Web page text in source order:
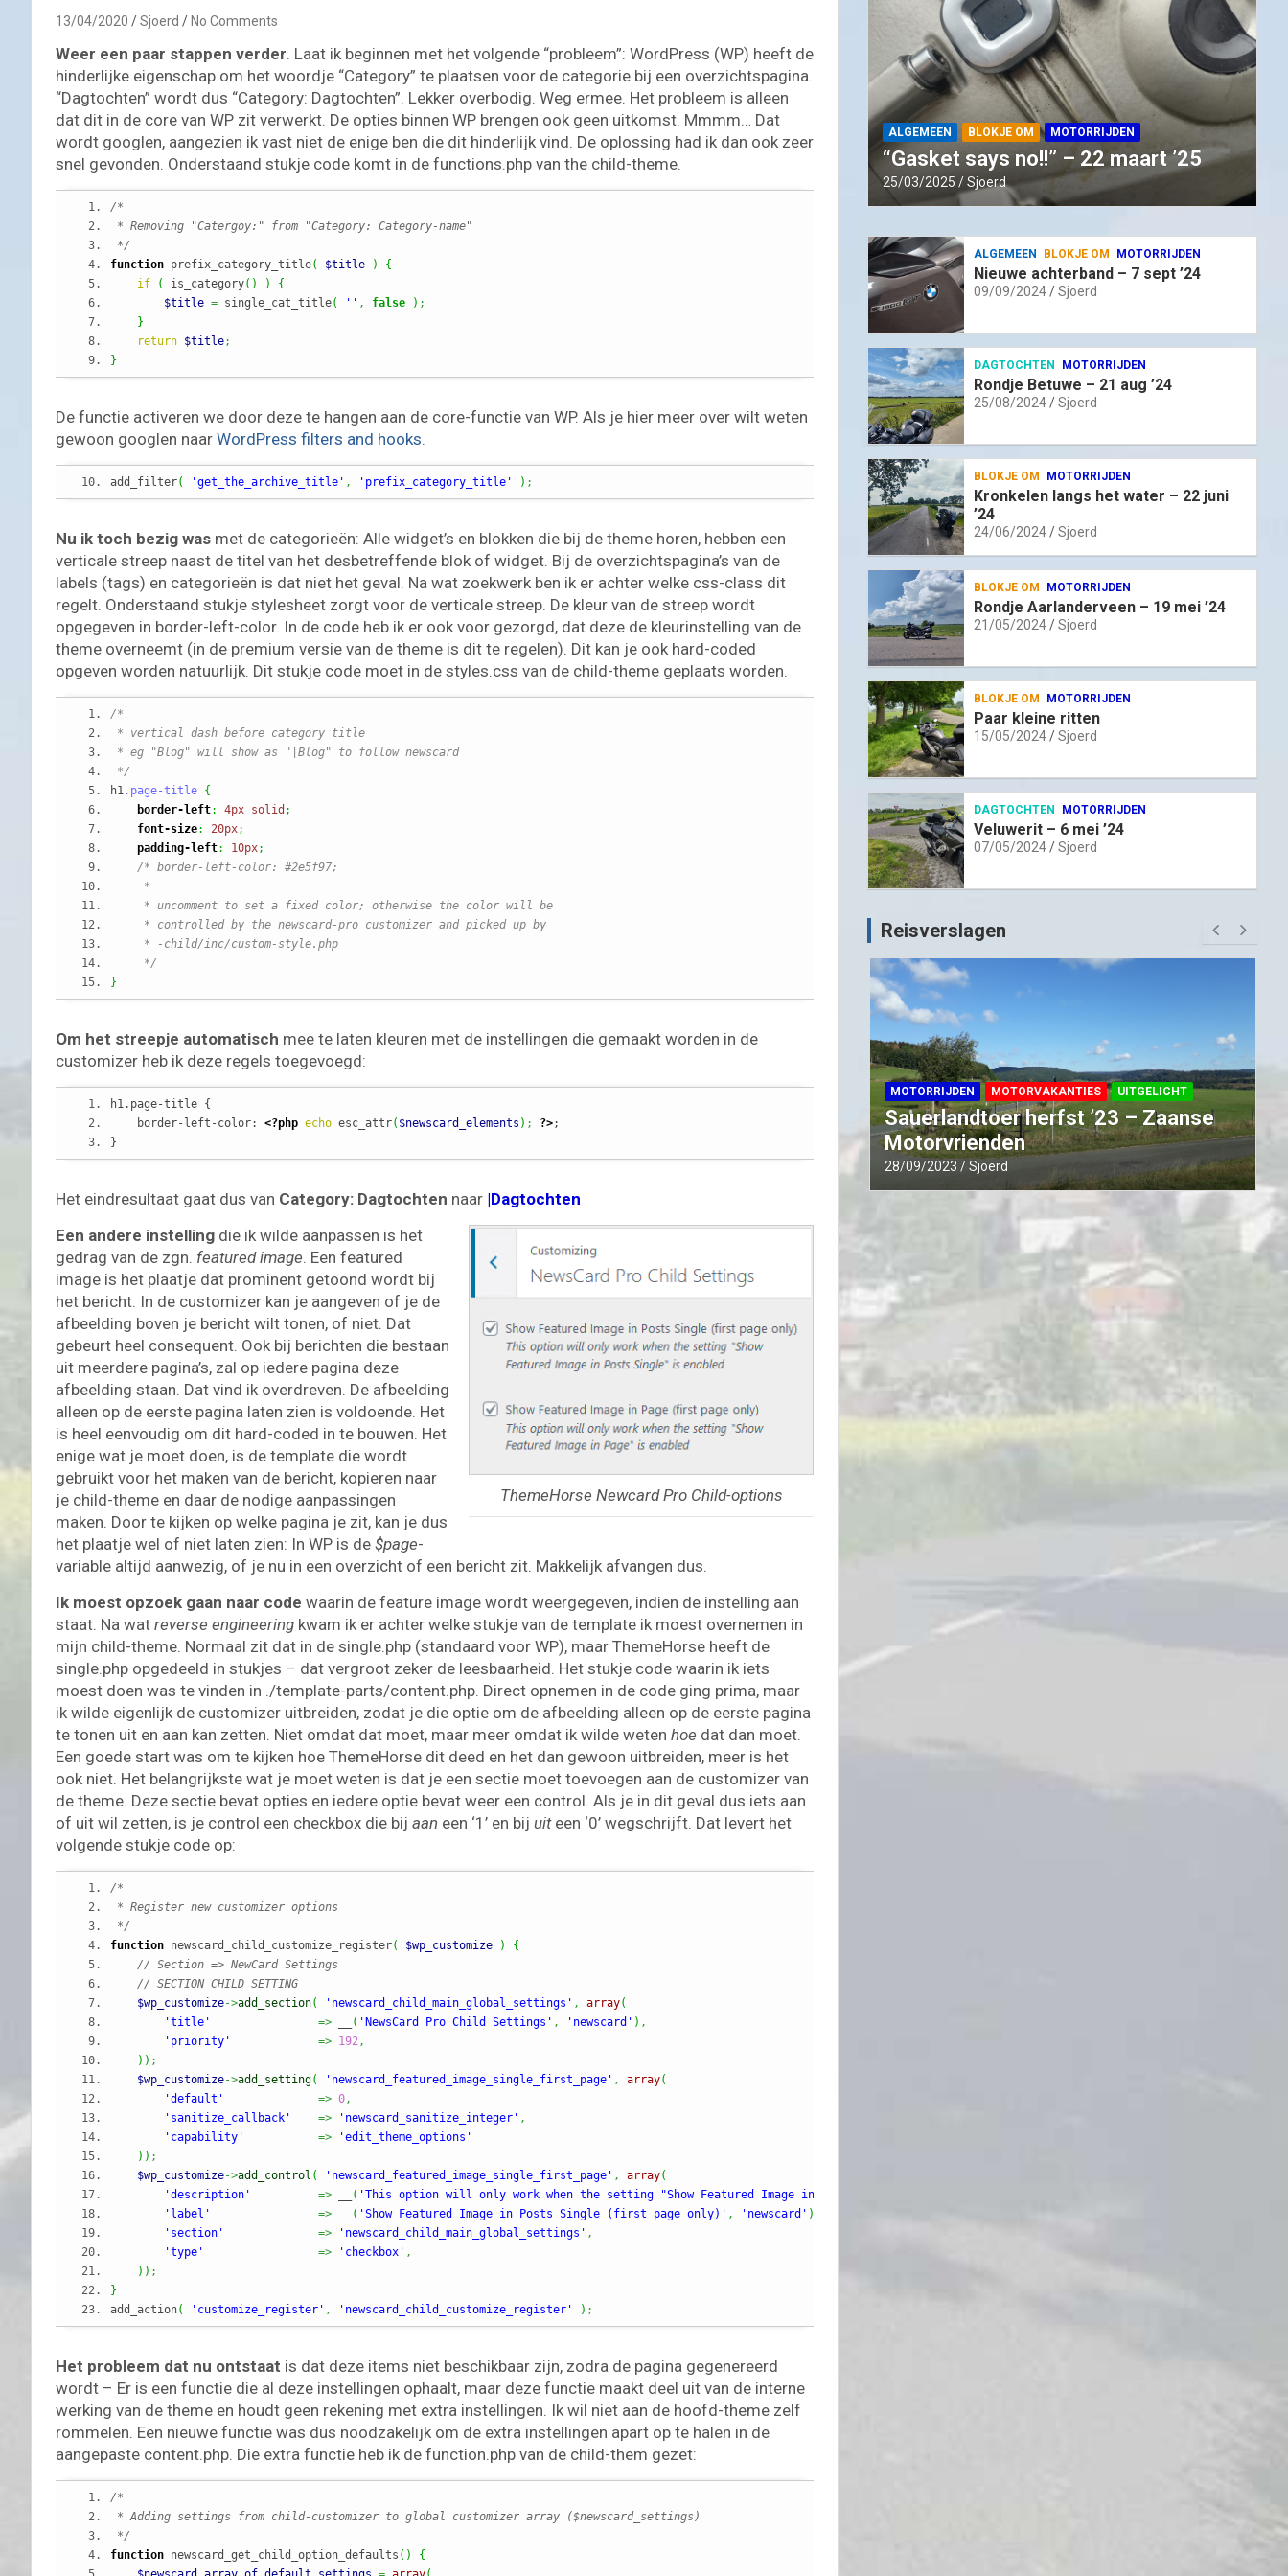
13/04/2020 Sjoerd No Comments
Weer een paar stappen verder. Laat ik beginnen met het volgende “probleem”: WordPress (WP) heeft de
hinderlijke eigenschap om het woordje “Category” te plaatsen voor de categorie bij een overzichtspagina.
“Dagtochten” wordt dus “Category: Dagtochten”. Lekker overbodig. Weg ermee. Het probleem is alleen
dat dit in de core van WP zit verwerkt. De opties binnen WP brengen ook geen uitkomst. Mmmm… Dat
wordt googlen, aangezien ik vast niet de enige ben die dit hinderlijk vind. De oplossing had ik dan ook zeer
snel gevonden. Onderstaand stukje code komt in de functions.php van the child-theme.
/*
* Removing "Catergoy:" from "Category: Category-name"
*/
function prefix_category_title( $title )
{
if
( is_category( ) )
{
$title = single_cat_title( '' , false ) ;
}
return $title;
}
De functie activeren we door deze te hangen aan de core-functie van WP. Als je hier meer over wilt weten
gewoon googlen naar WordPress filters and hooks.
add_filter( 'get_the_archive_title' , 'prefix_category_title' ) ;
Nu ik toch bezig was met de categorieën: Alle widget’s en blokken die bij de theme horen, hebben een
verticale streep naast de titel van het desbetreffende blok of widget. Bij de overzichtspagina’s van de
labels (tags) en categorieën is dat niet het geval. Na wat zoekwerk ben ik er achter welke css-class dit
regelt. Onderstaand stukje stylesheet zorgt voor de verticale streep. De kleur van de streep wordt
opgegeven in border-left-color. In de code heb ik er ook voor gezorgd, dat deze de kleurinstelling van de
theme overneemt (in de premium versie van de theme is dit te regelen). Dit kan je ook hard-coded
opgeven worden natuurlijk. Dit stukje code moet in de styles.css van de child-theme geplaats worden.
/*
* vertical dash before category title
* eg "Blog" will show as "|Blog" to follow newscard
*/
h1 .page-title {
border-left: 4px solid ;
font-size: 20px;
padding-left: 10px;
/* border-left-color: #2e5f97;
*
* uncomment to set a fixed color; otherwise the color will be
* controlled by the newscard-pro customizer and picked up by
* -child/inc/custom-style.php
*/
}
Om het streepje automatisch mee te laten kleuren met de instellingen die gemaakt worden in de
customizer heb ik deze regels toegevoegd:
h1.page-title {
    border-left-color:
<?php echo esc_attr( $newscard_elements ) ; ?>;
}
Het eindresultaat gaat dus van Category: Dagtochten naar |Dagtochten
ThemeHorse Newcard Pro Child-options
Een andere instelling die ik wilde aanpassen is het
gedrag van de zgn. featured image. Een featured
image is het plaatje dat prominent getoond wordt bij
het bericht. In de customizer kan je aangeven of je de
afbeelding boven je bericht wilt tonen, of niet. Dat
gebeurt heel consequent. Ook bij berichten die bestaan
uit meerdere pagina’s, zal op iedere pagina deze
afbeelding staan. Dat vind ik overdreven. De afbeelding
alleen op de eerste pagina laten zien is voldoende. Het
is heel eenvoudig om dit hard-coded in te bouwen. Het
enige wat je moet doen, is de template die wordt
gebruikt voor het maken van de bericht, kopieren naar
je child-theme en daar de nodige aanpassingen
maken. Door te kijken op welke pagina je zit, kan je dus
het plaatje wel of niet laten zien: In WP is de $page-
variable altijd aanwezig, of je nu in een overzicht of een bericht zit. Makkelijk afvangen dus.
Ik moest opzoek gaan naar code waarin de feature image wordt weergegeven, indien de instelling aan
staat. Na wat reverse engineering kwam ik er achter welke stukje van de template ik moest overnemen in
mijn child-theme. Normaal zit dat in de single.php (standaard voor WP), maar ThemeHorse heeft de
single.php opgedeeld in stukjes – dat vergroot zeker de leesbaarheid. Het stukje code waarin ik iets
moest doen was te vinden in ./template-parts/content.php. Direct opnemen in de code ging prima, maar
ik wilde eigenlijk de customizer uitbreiden, zodat je die optie om de afbeelding alleen op de eerste pagina
te tonen uit en aan kan zetten. Niet omdat dat moet, maar meer omdat ik wilde weten hoe dat dan moet.
Een goede start was om te kijken hoe ThemeHorse dit deed en het dan gewoon uitbreiden, meer is het
ook niet. Het belangrijkste wat je moet weten is dat je een sectie moet toevoegen aan de customizer van
de theme. Deze sectie bevat opties en iedere optie bevat weer een control. Als je in dit geval dus iets aan
of uit wil zetten, is je control een checkbox die bij aan een ‘1’ en bij uiteen ‘0’ wegschrijft. Dat levert het
volgende stukje code op:
/*
* Register new customizer options
*/
function newscard_child_customize_register( $wp_customize )
{
// Section => NewCard Settings
// SECTION CHILD SETTING
$wp_customize->add_section( 'newscard_child_main_global_settings' , array(
'title'
=> ( 'NewsCard Pro Child Settings' , 'newscard' ) ,
'priority'
=> 192 ,
) ) ;
$wp_customize->add_setting( 'newscard_featured_image_single_first_page' , array(
'default'
=> 0 ,
'sanitize_callback'
=> 'newscard_sanitize_integer' ,
'capability'
=>
'edit_theme_options'
) ) ;
$wp_customize->add_control ( 'newscard_featured_image_single_first_page' , array(
'description'
=> ( 'This option will only work when the setting "Show Featured Image in Posts Single"  is enabled'
'label'
=> ( 'Show Featured Image in Posts Single (first page only)' , 'newscard' )
'section'
=> 'newscard_child_main_global_settings' ,
'type'
=> 'checkbox' ,
) ) ;
}
add_action( 'customize_register' , 'newscard_child_customize_register' ) ;
Het probleem dat nu ontstaat is dat deze items niet beschikbaar zijn, zodra de pagina gegenereerd
wordt – Er is een functie die al deze instellingen ophaalt, maar deze functie maakt deel uit van de interne
werking van de theme en houdt geen rekening met extra instellingen. Ik wil niet aan de hoofd-theme zelf
rommelen. Een nieuwe functie was dus noodzakelijk om de extra instellingen apart op te halen in de
aangepaste content.php. Die extra functie heb ik de function.php van de child-them gezet:
/*
* Adding settings from child-customizer to global customizer array ($newscard_settings)
*/
function newscard_get_child_option_defaults ( )
{
ALGEMEEN BLOKJE OM MOTORRIJDEN
“Gasket says no!!” – 22 maart ’25
25/03/2025 Sjoerd
ALGEMEEN BLOKJE OM MOTORRIJDEN
Nieuwe achterband – 7 sept ’24
09/09/2024 Sjoerd
DAGTOCHTEN MOTORRIJDEN
Rondje Betuwe – 21 aug ’24
25/08/2024 Sjoerd
BLOKJE OM MOTORRIJDEN
Kronkelen langs het water – 22 juni
’24
24/06/2024 Sjoerd
BLOKJE OM MOTORRIJDEN
Rondje Aarlanderveen – 19 mei ’24
21/05/2024 Sjoerd
BLOKJE OM MOTORRIJDEN
Paar kleine ritten
15/05/2024 Sjoerd
DAGTOCHTEN MOTORRIJDEN
Veluwerit – 6 mei ’24
07/05/2024 Sjoerd
Reisverslagen
MOTORRIJDEN MOTORVAKANTIES UITGELICHT
Beneluxtoer voorjaar 2022 – Zaanse
Motor Vrienden
MOTORRIJDEN
MOTORRIJDEN MOTORVAKANTIES UITGELICHT
Sauerlandtoer herfst ’23 – Zaanse
Motorvrienden
28/09/2023 Sjoerd